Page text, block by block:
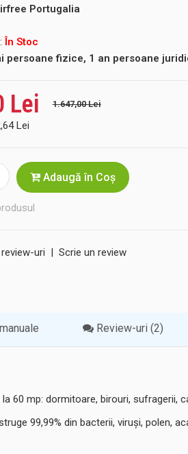
Portugalia
În Stoc
persoane fizice, 1 an persoane
Lei 1.647,00 Lei
Lei
Adaugă în Coş
uri | Scrie un review
Review-uri (2)
60 mp: dormitoare, birouri, sufragerii,
99,99% din bacterii, viruși, polen,